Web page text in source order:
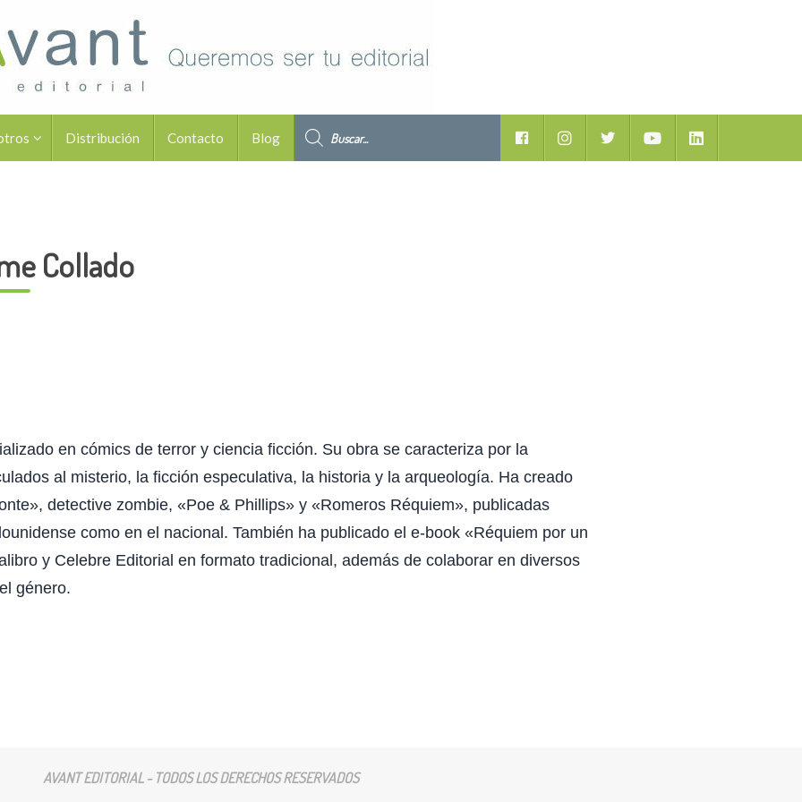
Distribución Contacto Blog
Facebook YoutubeLinkedIn
Collado
en cómics de terror y ciencia ficción. Su obra se caracteriza por la
al misterio, la ficción especulativa, la historia y la arqueología. Ha creado
detective zombie, «Poe & Phillips» y «Romeros Réquiem», publicadas
como en el nacional. También ha publicado el e-book «Réquiem por un
y Celebre Editorial en formato tradicional, además de colaborar en diversos
género.
AVANT EDITORIAL - TODOS LOS DERECHOS RESERVADOS